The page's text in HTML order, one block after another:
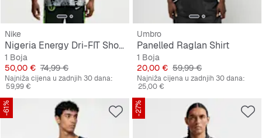
Nike
Nigeria Energy Dri-FIT Short-Sleeve Soccer Top
1 Boja
Cijena
50,00 € Originalna cijena
74,99 €
Najniža cijena u zadnjih 30 dana:
59,99 €
Umbro
Panelled Raglan Shirt
1 Boja
Cijena
20,00 € Originalna cijena
59,99 €
Najniža cijena u zadnjih 30 dana:
25,00 €
-61% -27%